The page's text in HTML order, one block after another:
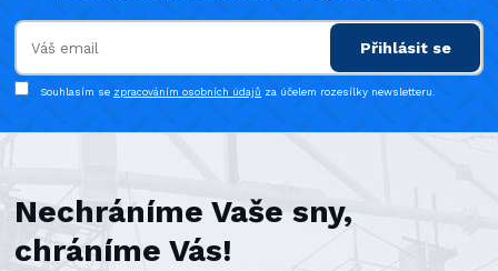
Přihlásit se
Souhlasím se zpracováním osobních údajů za účelem rozesílky newsletteru.
Nechráníme Vaše sny,
chráníme Vás!